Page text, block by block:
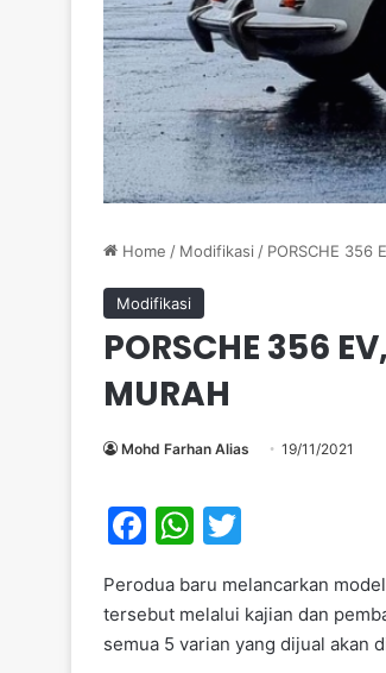
Home / Modifikasi / PORSCHE 356
Modifikasi
PORSCHE 356
MURAH
Mohd Farhan Alias 19/11/2021
F
c
e
W
at
s
itt
er
Perodua baru melancarkan
tersebut melalui kajian dan
semua 5 varian yang dijual akan